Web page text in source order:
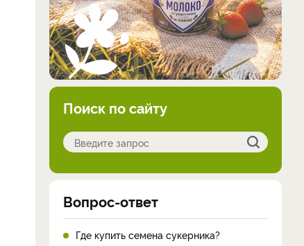
Поиск по сайту
Вопрос-ответ
Где купить семена сукерника?